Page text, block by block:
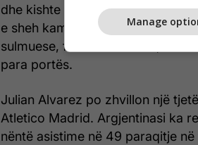
dhe kishte kërkuar transferimin
e sheh kampionin e botës si
sulmuese, falë fleksibilitetit,
para portës.
Julian Alvarez po zhvillon një
Atletico Madrid. Argjentinasi ka
nëntë asistime në 49 paraqitje
Manage